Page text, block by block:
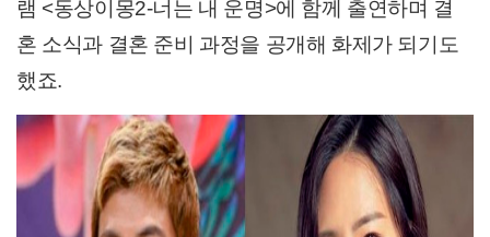
램 <동상이몽2-너는 내 운명>에 함께 출연하며 결
혼 소식과 결혼 준비 과정을 공개해 화제가 되기도
했죠.